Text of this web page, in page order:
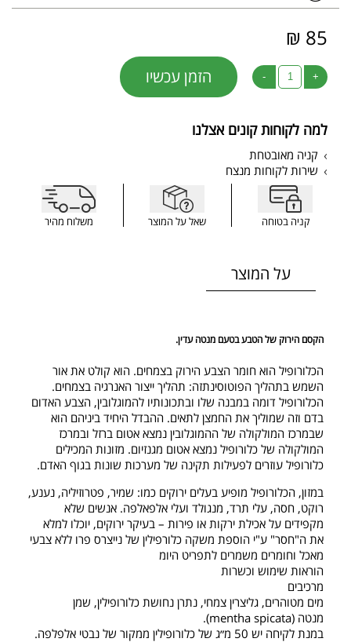
85 ₪
+
- הזמן עכשיו
למה לקוחות קונים אצלנו
קניה מאובטחת
שירות לקוחות מנצח
קניה בטוחה שאל על המוצר משלוח מהיר
על המוצר
הקסם הירוק של הטבע בטעם מנטה עדין.
הכלורופיל הוא חומר הצבע הירוק בצמחים. הוא קולט את אור
השמש בתהליך הפוטוסינתזה: תהליך ייצור האנרגיה בצמחים.
הכלורופיל דומה במבנה שלו ובתכונותיו להמוגלובין, הצבע האדום
בדם וזה שמוליך את החמצן לתאים. ההבדל היחיד ביניהם הוא
שבמרכז המולקולה של ההמוגלובין נמצא אטום ברזל ובמרכז
המולקולה של כלורופיל נמצא אטום מגנזיום. מזונות המכילים
כלורופיל עוזרים לפעילות תקינה של מערכות שונות בגוף האדם.
במזון, הכלורופיל מופיע בעלים ירוקים כמו: שמיר, פטרוזיליה, נענע,
רוקט, חסה, עלי תרד, מנגולד ועלי אלפאלפה. אנשים שלא
מקפידים על אכילת ירקות או פירות – בעיקר ירוקים, יוכלו למלא
את ה"חסר" ע"י הוספת משקה כלורפילין של נייצרס פרו ללא צבעי
מאכל וחומרים משמרים לתפריט היומ
הוראות שימוש וכשרות
מרכיבים
מים מטוהרים, גליצרין צמחי, נתרן נחושת כלורופילין, שמן
מנטה (mentha spicata).
במנת לקיחה יש 50 מ״ג של כלורופילין ממקור של נבטי אלפלפה.